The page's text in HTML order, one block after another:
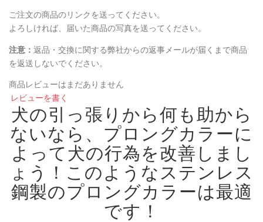
ご注文の商品のリンクを送ってください。
よろしければ、届いた商品の写真を送ってください。
注意： 返品・交換に関する弊社からの返事メールが届くまで商品
を返送しないでください。
商品レビューはまだありません
レビューを書く
犬の引っ張りから何も助から
ないなら、プロングカラーに
よって犬の行為を改善しまし
ょう！ このようなステンレス
鋼製のプロングカラーは最適
です！